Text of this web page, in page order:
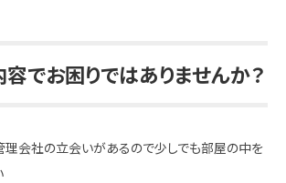
でお困りではありませんか？
理会社の立会いがあるので少しでも部屋の中を